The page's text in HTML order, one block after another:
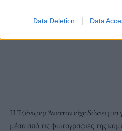
Data Deletion Data
Η Τζένιφερ Άνιστον είχε δώσει μια
μέσα από τις φωτογραφίες της